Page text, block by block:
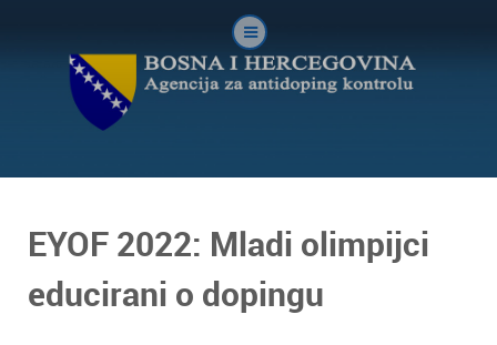
EYOF 2022: Mladi olimpijci
educirani o dopingu